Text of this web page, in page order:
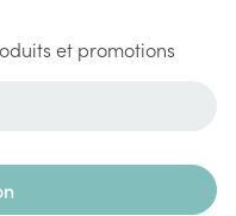
et promotions